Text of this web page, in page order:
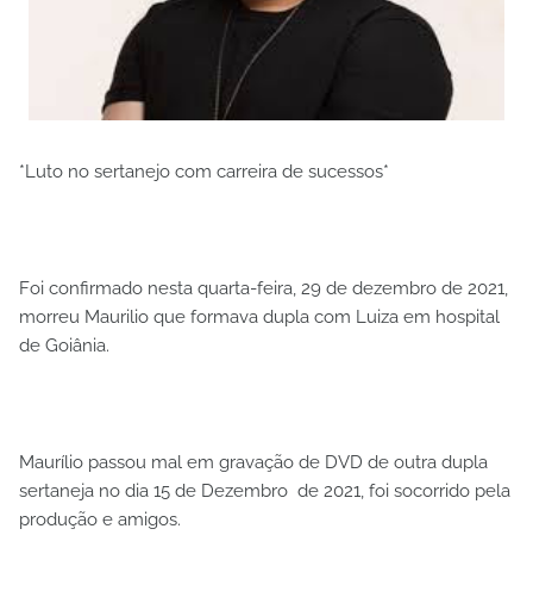
*Luto no sertanejo com carreira de sucessos*
Foi confirmado nesta quarta-feira, 29 de dezembro de 2021,
morreu Maurilio que formava dupla com Luiza em hospital
de Goiânia.
Maurílio passou mal em gravação de DVD de outra dupla
sertaneja no dia 15 de Dezembro de 2021, foi socorrido pela
produção e amigos.